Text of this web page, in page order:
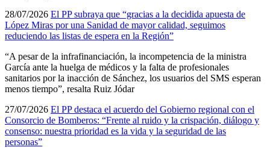
28/07/2026 El PP subraya que “gracias a la decidida apuesta de
López Miras por una Sanidad de mayor calidad, seguimos
reduciendo las listas de espera en la Región”
“A pesar de la infrafinanciación, la incompetencia de la ministra
García ante la huelga de médicos y la falta de profesionales
sanitarios por la inacción de Sánchez, los usuarios del SMS esperan
menos tiempo”, resalta Ruiz Jódar
27/07/2026 El PP destaca el acuerdo del Gobierno regional con el
Consorcio de Bomberos: “Frente al ruido y la crispación, diálogo y
consenso: nuestra prioridad es la vida y la seguridad de las
personas”